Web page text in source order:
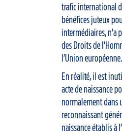
trafic international
bénéfices juteux
intermédiaires, n’a
des Droits de
l’Union européenne.
En réalité, il est
acte de naissance
normalement dans
reconnaissant
naissance établis à